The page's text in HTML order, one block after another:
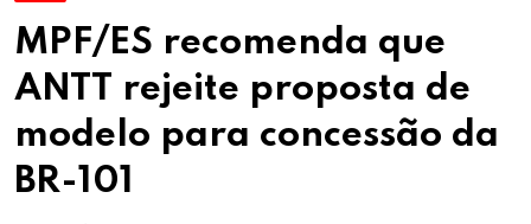
MPF/ES recomenda que
ANTT rejeite proposta de
modelo para concessão da
BR-101